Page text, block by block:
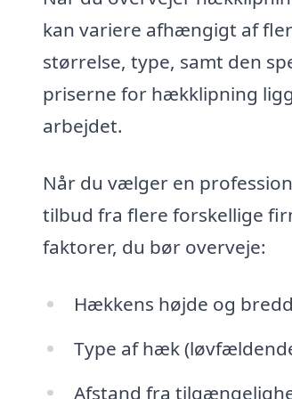
kan variere afhængigt af
størrelse, type, samt den
priserne for hækklipning
arbejdet.
Når du vælger en
tilbud fra flere forskellige
faktorer, du bør overveje:
Hækkens højde og
Type af hæk
Afstand fra